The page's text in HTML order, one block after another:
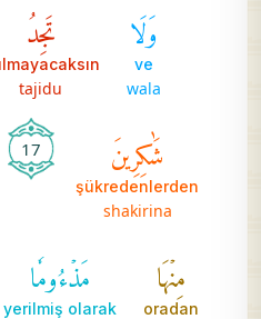
وَلَا
ve
wala
تَجِدُ
tajidu
شَٰكِرِينَ
şükredenlerden
shakirina
17
مِنۡهَا
oradan
مَذۡءُومٗا
yerilmiş olarak